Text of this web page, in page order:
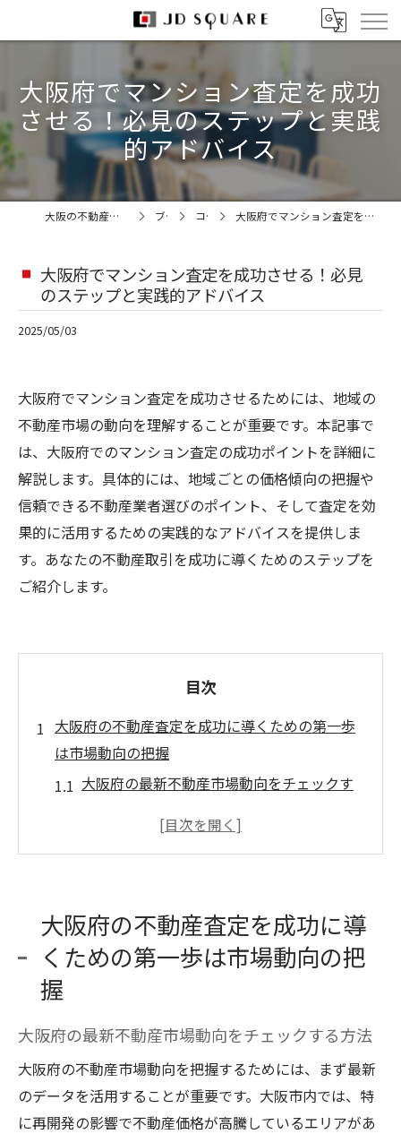
大阪府でマンション査定を成功
させる！必見のステップと実践
的アドバイス
大阪の不動産売却なら株式会社JDスクエア ブログ コラム 大阪府でマンション査定を成功させる！必見のステップと実践的アドバイス
大阪府でマンション査定を成功させる！必見
のステップと実践的アドバイス
2025/05/03
大阪府でマンション査定を成功させるためには、地域の
不動産市場の動向を理解することが重要です。本記事で
は、大阪府でのマンション査定の成功ポイントを詳細に
解説します。具体的には、地域ごとの価格傾向の把握や
信頼できる不動産業者選びのポイント、そして査定を効
果的に活用するための実践的なアドバイスを提供しま
す。あなたの不動産取引を成功に導くためのステップを
ご紹介します。
目次
大阪府の不動産査定を成功に導くための第一歩
は市場動向の把握
大阪府の最新不動産市場動向をチェックす
国内外の経済状況が市場に与える影響
地域特性を考慮した市場分析の重要性
市場動向に基づいた価格戦略の立案
地域ごとの価格傾向を理解することの重要性
大阪府内のエリア別価格推移の比較
地域差を考慮した査定価格の設定方法
エリア特性と価格変動の関係性を分析する
大阪府の不動産査定を成功に導
くための第一歩は市場動向の把
握
大阪府の最新不動産市場動向をチェックする方法
大阪府の不動産市場動向を把握するためには、まず最新
のデータを活用することが重要です。大阪市内では、特
に再開発の影響で不動産価格が高騰しているエリアがあ